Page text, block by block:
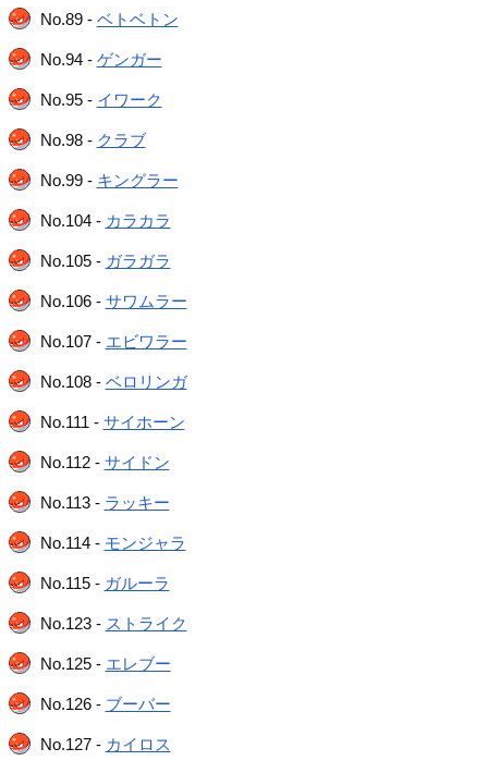
No.89 - ベトベトン
No.94 - ゲンガー
No.95 - イワーク
No.98 - クラブ
No.99 - キングラー
No.104 - カラカラ
No.105 - ガラガラ
No.106 - サワムラー
No.107 - エビワラー
No.108 - ベロリンガ
No.111 - サイホーン
No.112 - サイドン
No.113 - ラッキー
No.114 - モンジャラ
No.115 - ガルーラ
No.123 - ストライク
No.125 - エレブー
No.126 - ブーバー
No.127 - カイロス